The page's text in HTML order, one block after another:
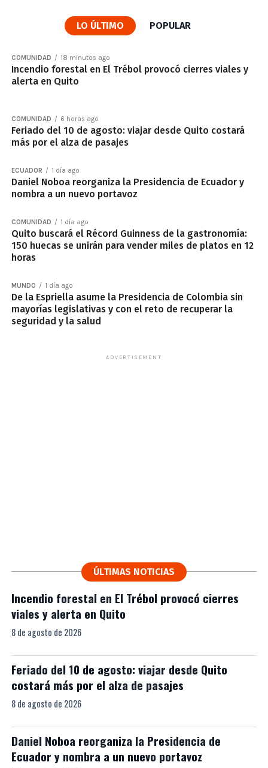
LO ÚLTIMO POPULAR
COMUNIDAD 18 minutos ago
Incendio forestal en El Trébol provocó cierres viales y
alerta en Quito
COMUNIDAD 6 horas ago
Feriado del 10 de agosto: viajar desde Quito costará
más por el alza de pasajes
ECUADOR 1 día ago
Daniel Noboa reorganiza la Presidencia de Ecuador y
nombra a un nuevo portavoz
COMUNIDAD 1 día ago
Quito buscará el Récord Guinness de la gastronomía:
150 huecas se unirán para vender miles de platos en 12
horas
MUNDO 1 día ago
De la Espriella asume la Presidencia de Colombia sin
mayorías legislativas y con el reto de recuperar la
seguridad y la salud
ADVERTISEMENT
ÚLTIMAS NOTICIAS
Incendio forestal en El Trébol provocó cierres
viales y alerta en Quito
8 de agosto de 2026
Feriado del 10 de agosto: viajar desde Quito
costará más por el alza de pasajes
8 de agosto de 2026
Daniel Noboa reorganiza la Presidencia de
Ecuador y nombra a un nuevo portavoz